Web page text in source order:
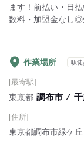
ます！前払い・日
数料・加盟金なし
作業場所 駅徒
[最寄駅]
東京都 調布市 ⁄
[住所]
東京都調布市緑ケ